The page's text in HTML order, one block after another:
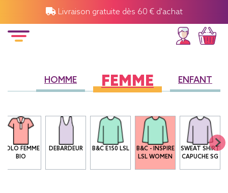
Livraison gratuite dès 60 € d'achat
HOMME FEMME ENFANT
POLO FEMME
BIO
DEBARDEUR B&C E150 LSL
B&C - INSPIRE
LSL WOMEN
SWEAT SHIRT
CAPUCHE SG